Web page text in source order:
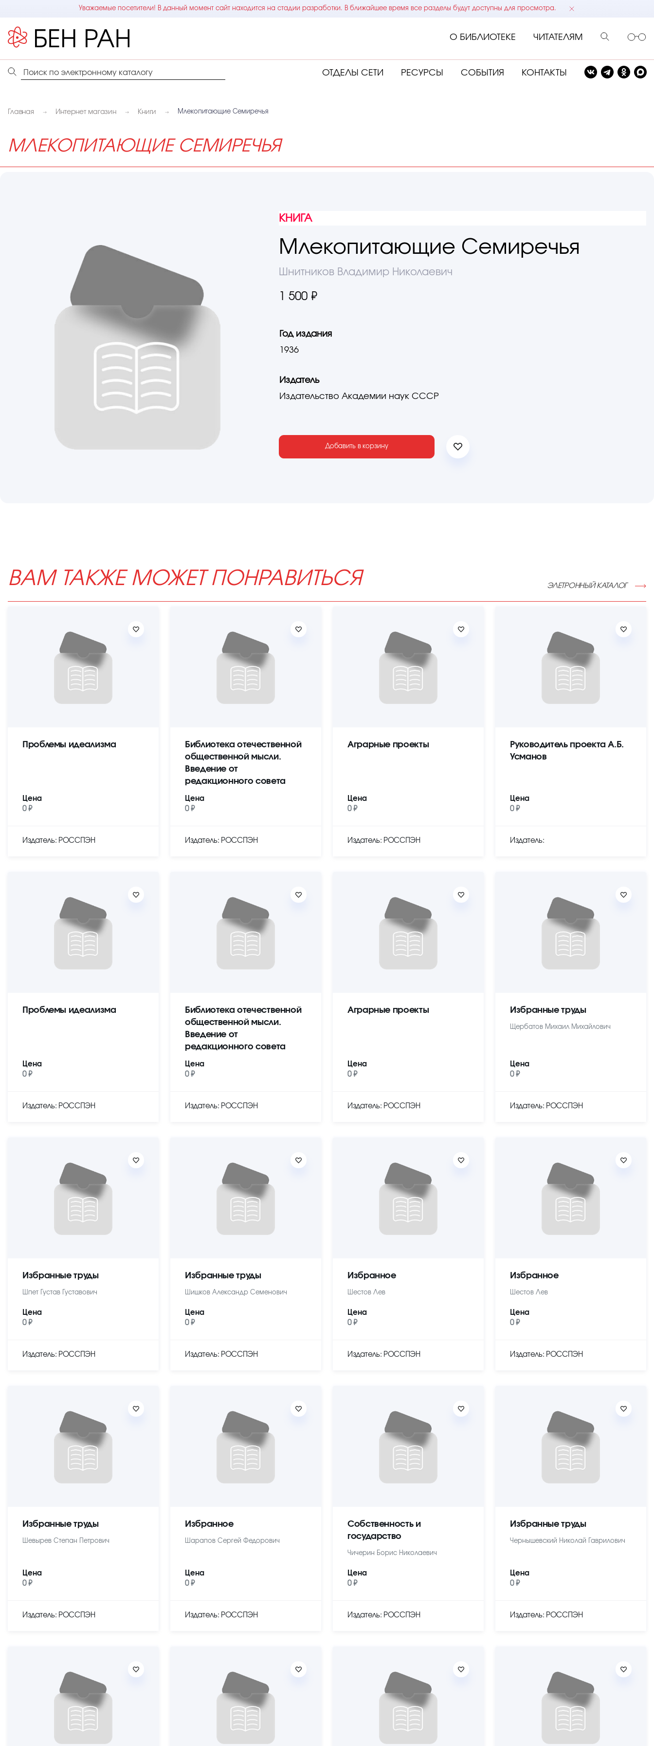
Уважаемые посетители! В данный момент сайт находится на стадии разработки. В ближайшее время все разделы будут доступны для просмотра.
О БИБЛИОТЕКЕ ЧИТАТЕЛЯМ
ОТДЕЛЫ СЕТИ РЕСУРСЫ СОБЫТИЯ КОНТАКТЫ
Главная Интернет магазин Книги Млекопитающие Семиречья
МЛЕКОПИТАЮЩИЕ СЕМИРЕЧЬЯ
КНИГА
Млекопитающие Семиречья
Шнитников Владимир Николаевич
1 500 ₽
Год издания
1936
Издатель
Издательство Академии наук СССР
Добавить в корзину
ВАМ ТАКЖЕ МОЖЕТ ПОНРАВИТЬСЯ ЭЛЕТРОННЫЙ КАТАЛОГ
Проблемы идеализма
Цена
0 ₽
Издатель: РОССПЭН
Библиотека отечественной
общественной мысли.
Введение от
редакционного совета
Цена
0 ₽
Издатель: РОССПЭН
Аграрные проекты
Цена
0 ₽
Издатель: РОССПЭН
Руководитель проекта А.Б.
Усманов
Цена
0 ₽
Издатель:
Проблемы идеализма
Цена
0 ₽
Издатель: РОССПЭН
Библиотека отечественной
общественной мысли.
Введение от
редакционного совета
Цена
0 ₽
Издатель: РОССПЭН
Аграрные проекты
Цена
0 ₽
Издатель: РОССПЭН
Избранные труды
Щербатов Михаил Михайлович
Цена
0 ₽
Издатель: РОССПЭН
Избранные труды
Шпет Густав Густавович
Цена
0 ₽
Издатель: РОССПЭН
Избранные труды
Шишков Александр Семенович
Цена
0 ₽
Издатель: РОССПЭН
Избранное
Шестов Лев
Цена
0 ₽
Издатель: РОССПЭН
Избранное
Шестов Лев
Цена
0 ₽
Издатель: РОССПЭН
Избранные труды
Шевырев Степан Петрович
Цена
0 ₽
Издатель: РОССПЭН
Избранное
Шарапов Сергей Федорович
Цена
0 ₽
Издатель: РОССПЭН
Собственность и
государство
Чичерин Борис Николаевич
Цена
0 ₽
Издатель: РОССПЭН
Избранные труды
Чернышевский Николай Гаврилович
Цена
0 ₽
Издатель: РОССПЭН